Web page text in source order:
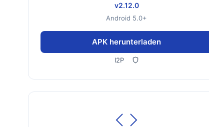
v2.12.0
Android 5.0+
APK herunterladen
I2P